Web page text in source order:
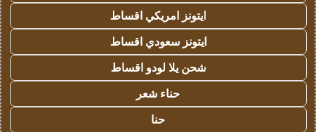
ايتونز امريكي اقساط
ايتونز سعودي اقساط
شحن يلا لودو اقساط
حناء شعر
حنا